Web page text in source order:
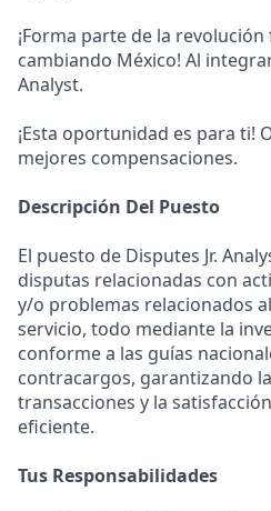
¡Forma parte de la
cambiando México! Al
Analyst.
¡Esta oportunidad es para ti!
mejores compensaciones.
Descripción Del Puesto
El puesto de Disputes Jr.
disputas relacionadas con
y/o problemas relacionados
servicio, todo mediante la
conforme a las guías
contracargos, garantizando
transacciones y la
eficiente.
Tus Responsabilidades